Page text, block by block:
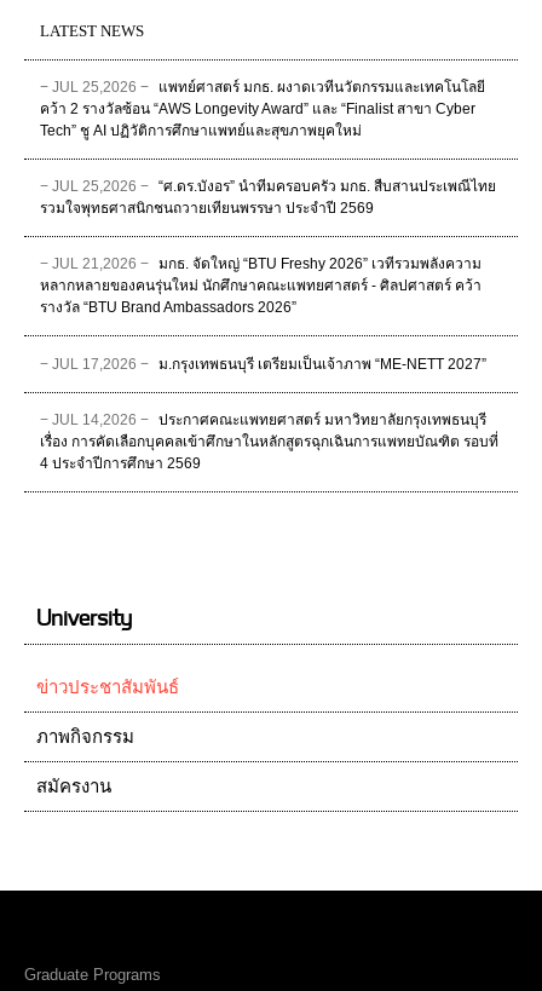
LATEST NEWS
− JUL 25,2026 −
แพทย์ศาสตร์ มกธ. ผงาดเวทีนวัตกรรมและเทคโนโลยี
คว้า 2 รางวัลซ้อน “AWS Longevity Award” และ “Finalist สาขา Cyber
Tech” ชู AI ปฏิวัติการศึกษาแพทย์และสุขภาพยุคใหม่
− JUL 25,2026 − “ศ.ดร.บังอร” นำทีมครอบครัว มกธ. สืบสานประเพณีไทย
รวมใจพุทธศาสนิกชนถวายเทียนพรรษา ประจำปี 2569
− JUL 21,2026 − มกธ. จัดใหญ่ “BTU Freshy 2026” เวทีรวมพลังความ
หลากหลายของคนรุ่นใหม่ นักศึกษาคณะแพทยศาสตร์ - ศิลปศาสตร์ คว้า
รางวัล “BTU Brand Ambassadors 2026”
− JUL 17,2026 − ม.กรุงเทพธนบุรี เตรียมเป็นเจ้าภาพ “ME-NETT 2027”
− JUL 14,2026 − ประกาศคณะแพทยศาสตร์ มหาวิทยาลัยกรุงเทพธนบุรี
เรื่อง การคัดเลือกบุคคลเข้าศึกษาในหลักสูตรฉุกเฉินการแพทยบัณฑิต รอบที่
4 ประจําปีการศึกษา 2569
University
ข่าวประชาสัมพันธ์
ภาพกิจกรรม
สมัครงาน
Graduate Programs